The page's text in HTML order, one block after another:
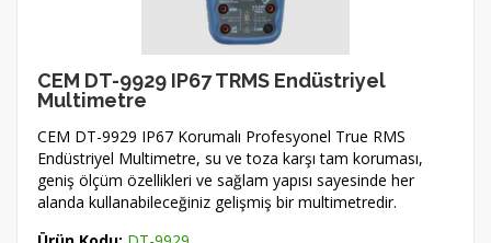
CEM DT-9929 IP67 TRMS Endüstriyel
Multimetre
CEM DT-9929 IP67 Korumalı Profesyonel True RMS
Endüstriyel Multimetre, su ve toza karşı tam koruması,
geniş ölçüm özellikleri ve sağlam yapısı sayesinde her
alanda kullanabileceğiniz gelişmiş bir multimetredir.